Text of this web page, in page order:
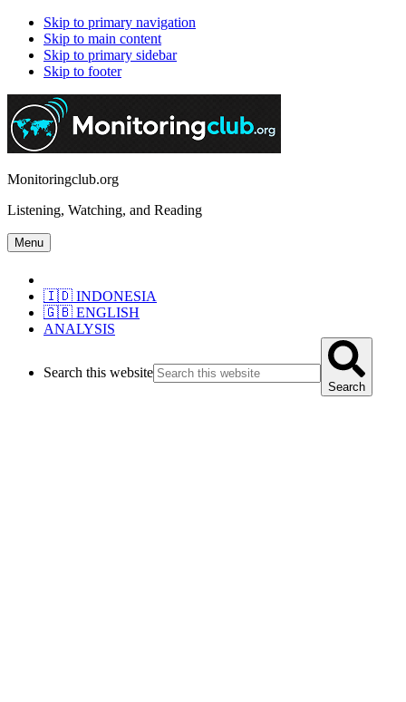
Skip to primary navigation
Skip to main content
Skip to primary sidebar
Skip to footer
Monitoringclub.org
Listening, Watching, and Reading
Menu
🇮🇩 INDONESIA
🇬🇧 ENGLISH
ANALYSIS
Search this website
Search